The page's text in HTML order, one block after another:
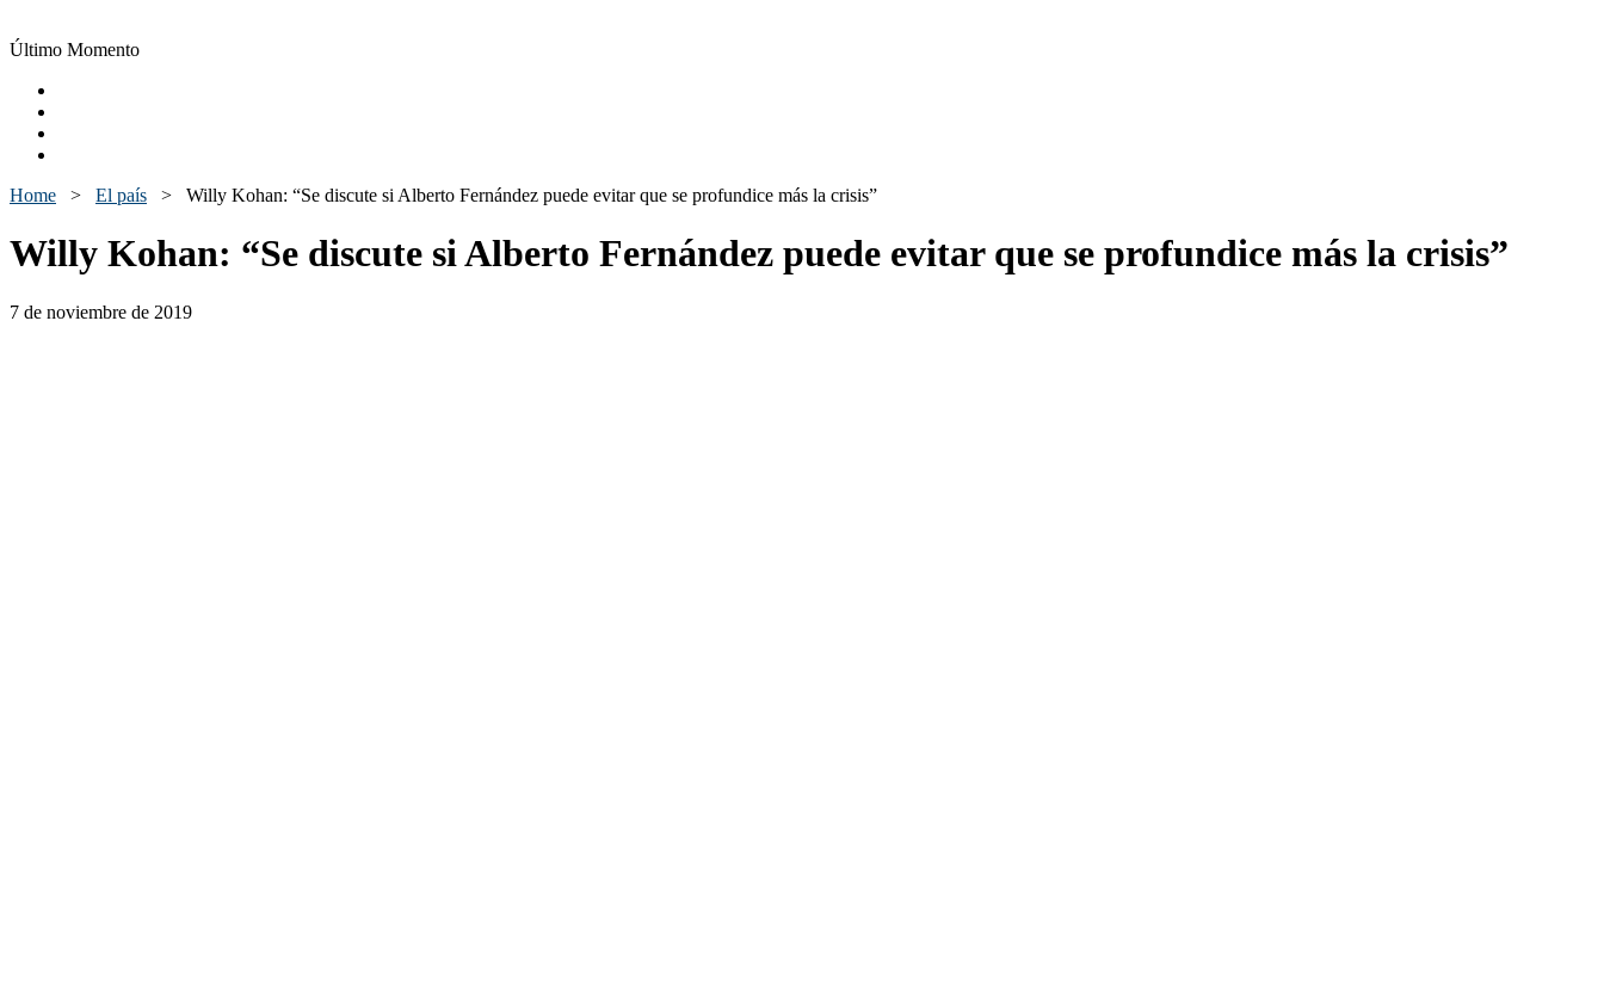
Último Momento
Home > El país > Willy Kohan: “Se discute si Alberto Fernández puede evitar que se profundice más la crisis”
Willy Kohan: “Se discute si Alberto Fernández puede evitar que se profundice más la crisis”
7 de noviembre de 2019